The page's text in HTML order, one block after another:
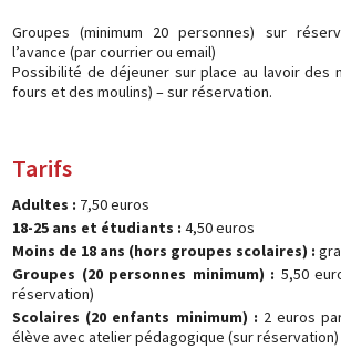
Groupes (minimum 20 personnes) sur
l’avance (par courrier ou email)
Possibilité de déjeuner sur place au lavoir des
fours et des moulins) – sur réservation.
Tarifs
Adultes : 7,50 euros
18-25 ans et étudiants :4,50 euros
Moins de 18 ans (hors groupes scolaires) :
Groupes (20 personnes minimum) : 5,50
réservation)
Scolaires (20 enfants minimum) : 2 euros
élève avec atelier pédagogique (sur réservation)